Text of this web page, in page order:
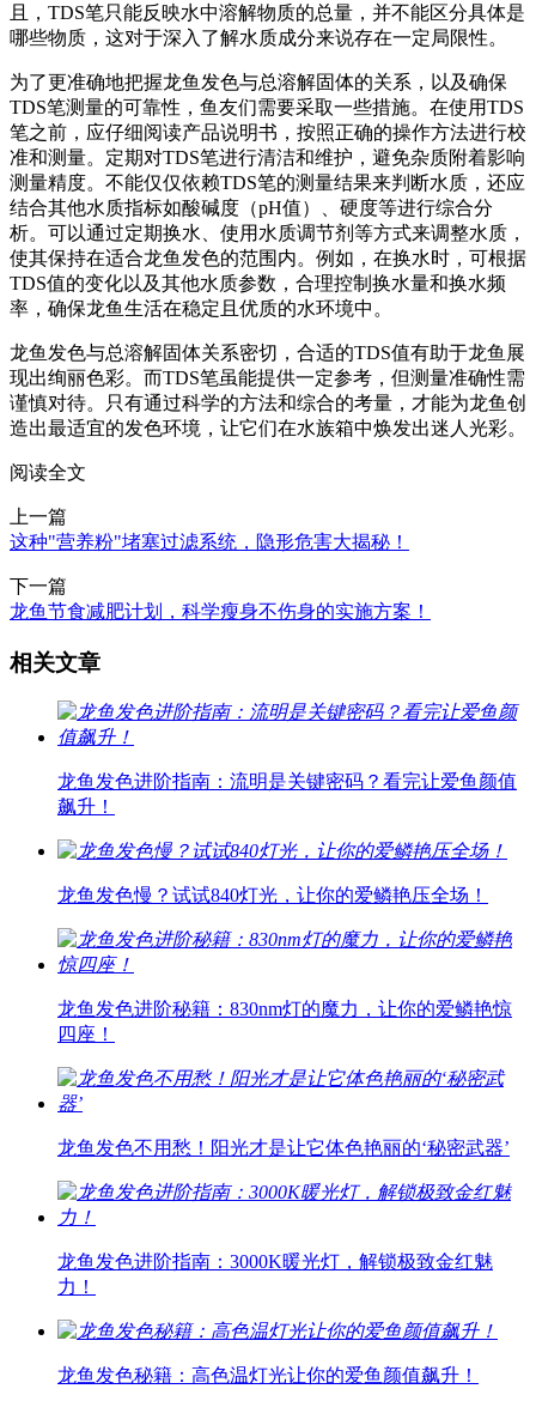
且，TDS笔只能反映水中溶解物质的总量，并不能区分具体是
哪些物质，这对于深入了解水质成分来说存在一定局限性。
为了更准确地把握龙鱼发色与总溶解固体的关系，以及确保
TDS笔测量的可靠性，鱼友们需要采取一些措施。在使用TDS
笔之前，应仔细阅读产品说明书，按照正确的操作方法进行校
准和测量。定期对TDS笔进行清洁和维护，避免杂质附着影响
测量精度。不能仅仅依赖TDS笔的测量结果来判断水质，还应
结合其他水质指标如酸碱度（pH值）、硬度等进行综合分
析。可以通过定期换水、使用水质调节剂等方式来调整水质，
使其保持在适合龙鱼发色的范围内。例如，在换水时，可根据
TDS值的变化以及其他水质参数，合理控制换水量和换水频
率，确保龙鱼生活在稳定且优质的水环境中。
龙鱼发色与总溶解固体关系密切，合适的TDS值有助于龙鱼展
现出绚丽色彩。而TDS笔虽能提供一定参考，但测量准确性需
谨慎对待。只有通过科学的方法和综合的考量，才能为龙鱼创
造出最适宜的发色环境，让它们在水族箱中焕发出迷人光彩。
阅读全文
上一篇
这种"营养粉"堵塞过滤系统，隐形危害大揭秘！
下一篇
龙鱼节食减肥计划，科学瘦身不伤身的实施方案！
相关文章
龙鱼发色进阶指南：流明是关键密码？看完让爱鱼颜值
飙升！
龙鱼发色慢？试试840灯光，让你的爱鳞艳压全场！
龙鱼发色进阶秘籍：830nm灯的魔力，让你的爱鳞艳惊
四座！
龙鱼发色不用愁！阳光才是让它体色艳丽的‘秘密武器’
龙鱼发色进阶指南：3000K暖光灯，解锁极致金红魅
力！
龙鱼发色秘籍：高色温灯光让你的爱鱼颜值飙升！